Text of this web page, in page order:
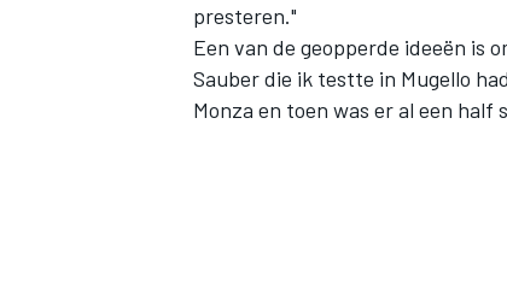
presteren."
Een van de geopperde ideeën is
Sauber die ik testte in Mugello
Monza en toen was er al een